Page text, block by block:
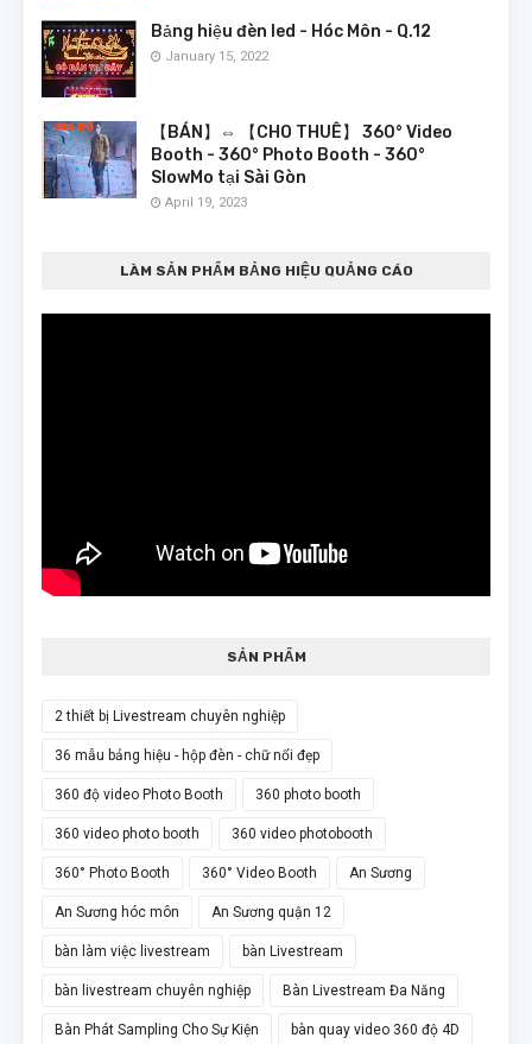
Bảng hiệu đèn led - Hóc Môn - Q.12
January 15, 2022
【BÁN】⇔ 【CHO THUÊ】 360° Video
Booth - 360° Photo Booth - 360°
SlowMo tại Sài Gòn
April 19, 2023
LÀM SẢN PHẨM BẢNG HIỆU QUẢNG CÁO
SẢN PHẨM
2 thiết bị Livestream chuyên nghiệp
36 mẫu bảng hiệu - hộp đèn - chữ nổi đẹp
360 độ video Photo Booth 360 photo booth
360 video photo booth 360 video photobooth
360° Photo Booth 360° Video Booth An Sương
An Sương hóc môn An Sương quận 12
bàn làm việc livestream bàn Livestream
bàn livestream chuyên nghiệp Bàn Livestream Đa Năng
Bàn Phát Sampling Cho Sự Kiện bàn quay video 360 độ 4D